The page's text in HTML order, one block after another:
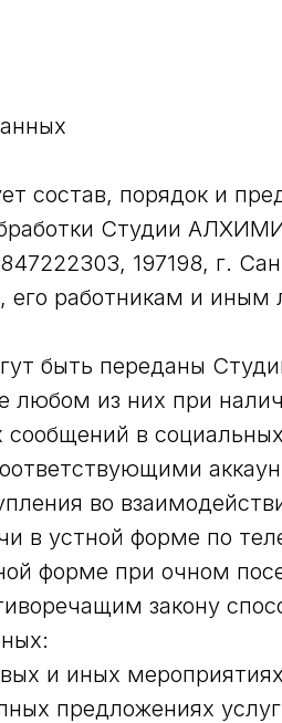
состав, порядок и
Студии
197198, г.
его работникам и иным
быть переданы
любом из них при
сообщений в
во
в устной форме по
форме при очном
закону
и иных
предложениях